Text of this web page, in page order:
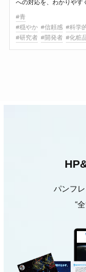
への対応を、わかりやす
#青
#穏やか #信頼感 #科学
#研究者 #開発者 #化粧
パンフ
“